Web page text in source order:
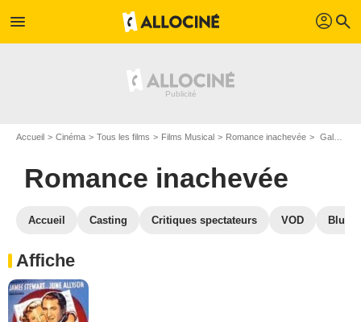
menu profil search
Accueil Cinéma Tous les films Films Musical Romance inachevée Galerie photos du film Romance inachevée
Romance inachevée
Accueil Casting Critiques spectateurs VOD Blu-
Affiche